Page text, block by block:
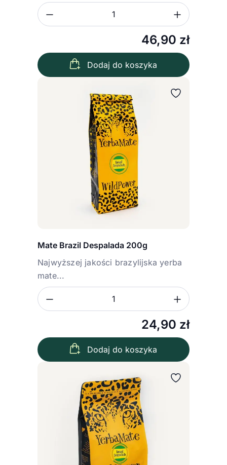
46,90 zł
Zmniejsz ilość
Dodaj do koszyka
Mate Brazil Despalada 200g
Najwyższej jakości brazylijska yerba
mate...
24,90 zł
Zmniejsz ilość
Dodaj do koszyka